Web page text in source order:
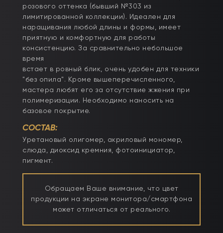
розового оттенка (бывший №303 из
лимитированной коллекции). Идеален для
наращивания любой длины и формы, имеет
приятную и комфортную для работы
консистенцию. За сравнительно небольшое
время
встает в ровный блик, очень удобен для техники
"без опила". Кроме вышеперечисленного,
мастера любят его за отсутствие жжения при
полимеризации. Необходимо наносить на
базовое покрытие.
СОСТАВ:
Уретановый олигомер, акриловый мономер,
слюда, диоксид кремния, фотоинициатор,
пигмент.
Обращаем Ваше внимание, что цвет
продукции на экране монитора/смартфона
может отличаться от реального.